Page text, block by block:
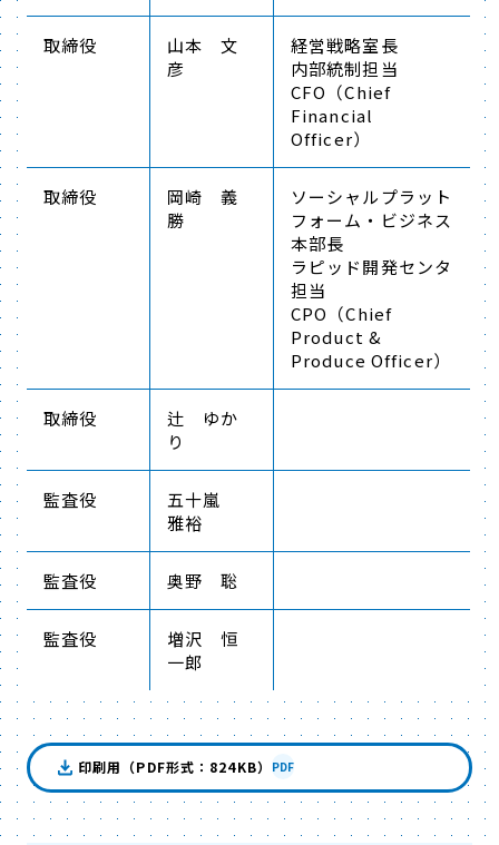
取締役
山本 文
彦
経営戦略室長
内部統制担当
CFO（Chief
Financial
Officer）
取締役
岡崎 義
勝
ソーシャルプラット
フォーム・ビジネス
本部長
ラピッド開発センタ
担当
CPO（Chief
Product &
Produce Officer）
取締役
辻 ゆか
り
監査役
五十嵐
雅裕
監査役 奥野 聡
監査役
増沢 恒
一郎
印刷用（PDF形式：824KB） PDF